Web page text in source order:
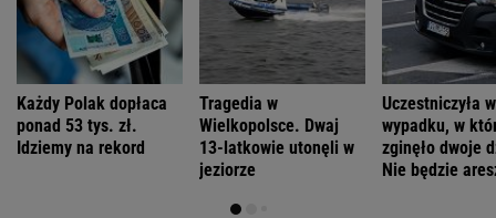
Każdy Polak dopłaca
ponad 53 tys. zł.
Idziemy na rekord
Tragedia w
Wielkopolsce. Dwaj
13-latkowie utonęli w
jeziorze
Uczestniczyła w
wypadku, w
zginęło dwoje
Nie będzie